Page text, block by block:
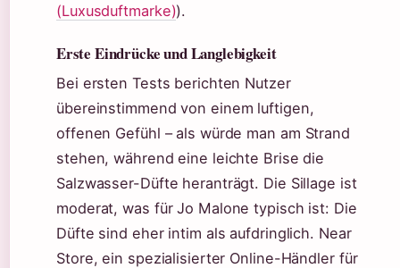
(Luxusduftmarke)).
Erste Eindrücke und Langlebigkeit
Bei ersten Tests berichten Nutzer
übereinstimmend von einem luftigen,
offenen Gefühl – als würde man am Strand
stehen, während eine leichte Brise die
Salzwasser-Düfte heranträgt. Die Sillage ist
moderat, was für Jo Malone typisch ist: Die
Düfte sind eher intim als aufdringlich. Near
Store, ein spezialisierter Online-Händler für